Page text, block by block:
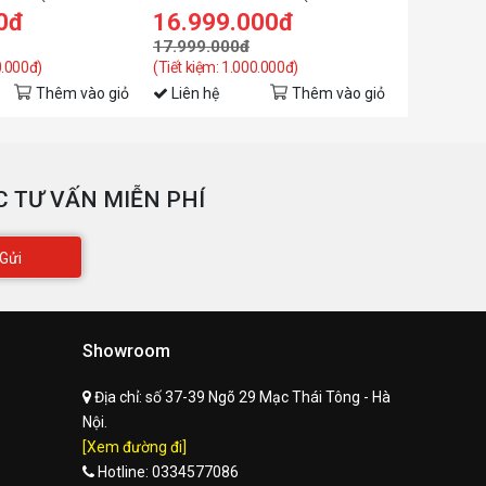
1. VGA manual
2. Warranty notice
5. Versatile VGA holder
GDDR6
Thêm vào giỏ
N506TWF2OC-16GD)
16.999.000đ
17.999.000đ
(Tiết kiệm: 1.000.000đ)
Liên hệ Thêm vào giỏ
TƯ VẤN MIỄN PHÍ
Gửi
Showroom
Địa chỉ: số 37-39 Ngõ 29 Mạc Thái Tông - Hà
Nội.
[Xem đường đi]
Hotline: 0334577086